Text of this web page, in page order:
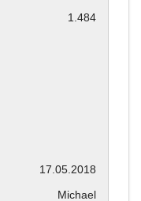
1.484
17.05.2018
Michael